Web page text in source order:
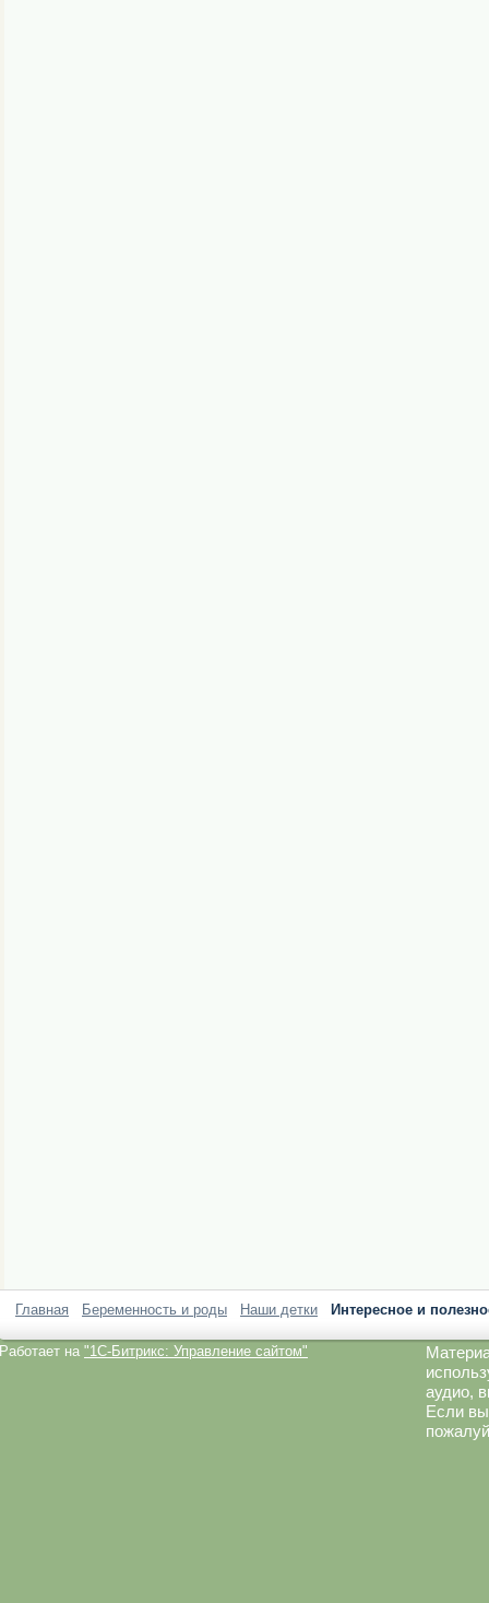
Главная Беременность и роды Наши детки Интересное и
Работает на "1C-Битрикс: Управление сайтом"
аудио,
Если вы